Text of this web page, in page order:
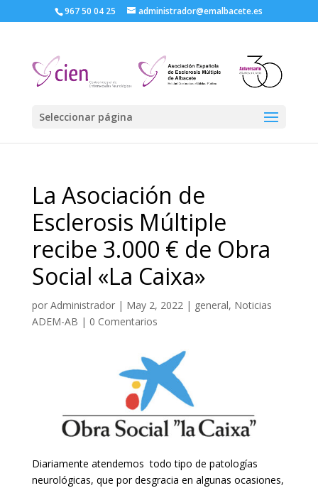
967 50 04 25 administrador@emalbacete.es
Seleccionar página
La Asociación de
Esclerosis Múltiple
recibe 3.000 € de Obra
Social «La Caixa»
por Administrador| May 2, 2022| general, Noticias
ADEM-AB | 0 Comentarios
Diariamente atendemos todo tipo de patologías
neurológicas, que por desgracia en algunas ocasiones,